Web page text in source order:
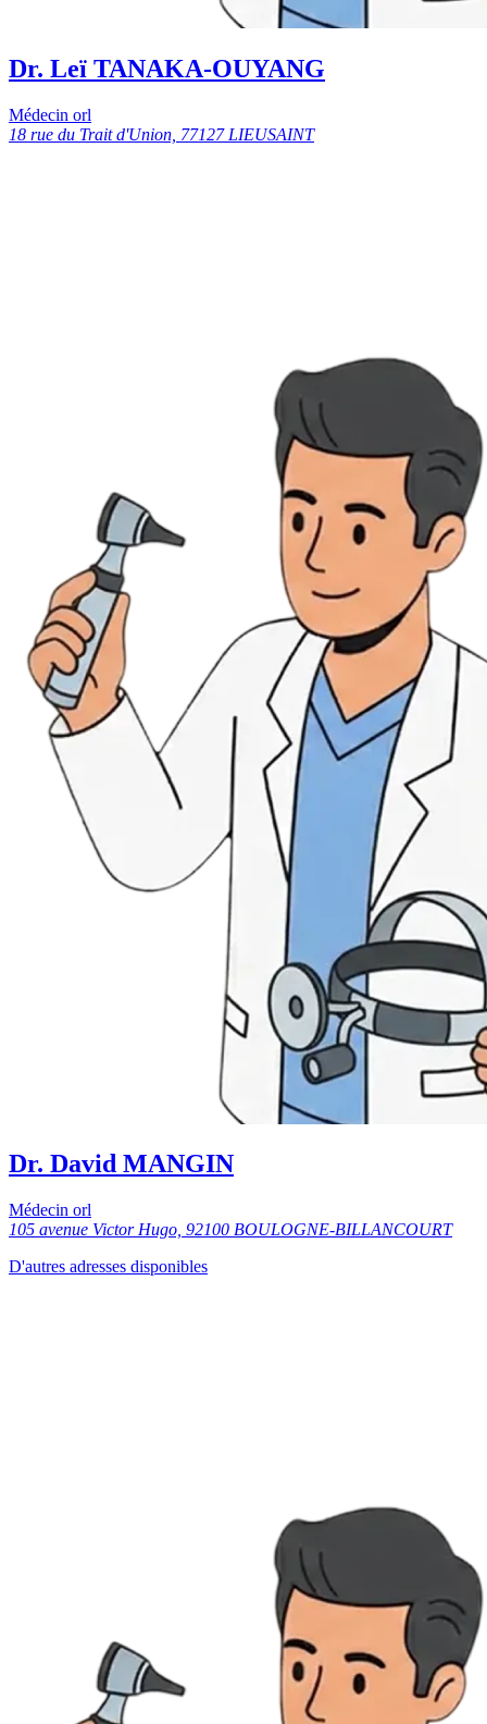
Dr. Leï TANAKA-OUYANG
Médecin orl
18 rue du Trait d'Union, 77127 LIEUSAINT
Dr. David MANGIN
Médecin orl
105 avenue Victor Hugo, 92100 BOULOGNE-BILLANCOURT
D'autres adresses disponibles